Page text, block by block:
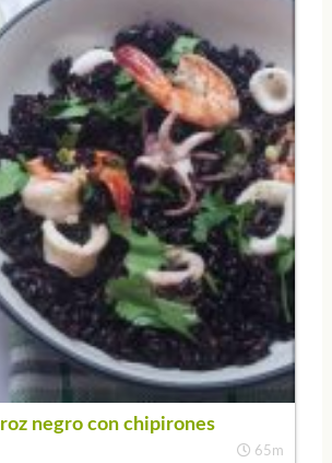
negro con chipirones
65m